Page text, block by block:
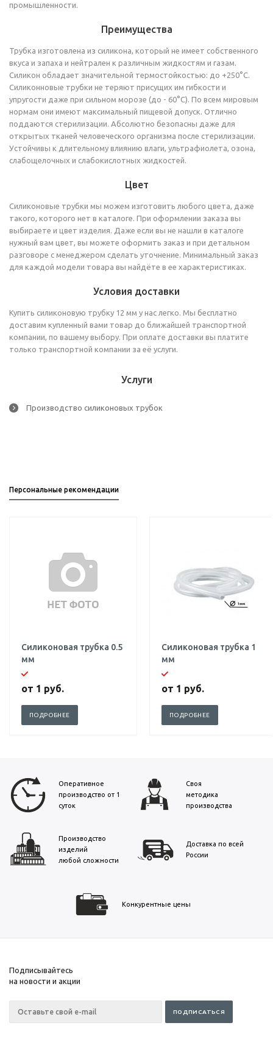
промышленности.
Преимущества
Трубка изготовлена из силикона, который не имеет собственного
вкуса и запаха и нейтрален к различным жидкостям и газам.
Силикон обладает значительной термостойкостью: до +250°C.
Силиконновые трубки не теряют присущих им гибкости и
упругости даже при сильном морозе (до - 60°С). По всем мировым
нормам они имеют максимальный пищевой допуск. Отлично
поддаются стерилизации. Абсолютно безопасны даже для
открытых тканей человеческого организма после стерилизации.
Устойчивы к длительному влиянию влаги, ультрафиолета, озона,
слабощелочных и слабокислотных жидкостей.
Цвет
Силиконовые трубки мы можем изготовить любого цвета, даже
такого, которого нет в каталоге. При оформлении заказа вы
выбираете и цвет изделия. Даже если вы не нашли в каталоге
нужный вам цвет, вы можете оформить заказ и при детальном
разговоре с менеджером сделать уточнение. Минимальный заказ
для каждой модели товара вы найдёте в ее характеристиках.
Условия доставки
Купить силиконовую трубку 12 мм у нас легко. Мы бесплатно
доставим купленный вами товар до ближайшей транспортной
компании, по вашему выбору. При оплате доставки вы платите
только транспортной компании за её услуги.
Услуги
Производство силиконовых трубок
Персональные рекомендации
Силиконовая трубка 0.5
мм
от 1 руб.
ПОДРОБНЕЕ
Силиконовая трубка 1
мм
от 1 руб.
ПОДРОБНЕЕ
Оперативное
производство от 1
суток
Своя
методика
производства
Производство
изделий
любой сложности
Доставка по всей
России
Конкурентные цены
Подписывайтесь
на новости и акции